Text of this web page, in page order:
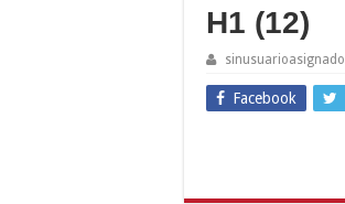
H1 (12)
sinusuarioasignado
Facebook